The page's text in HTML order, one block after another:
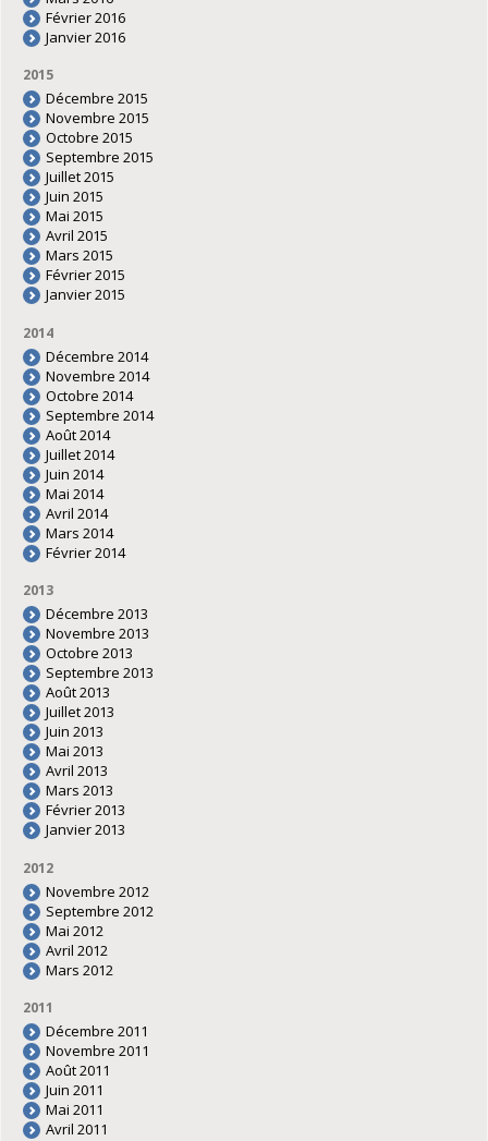
Février 2016
Janvier 2016
2015
Décembre 2015
Novembre 2015
Octobre 2015
Septembre 2015
Juillet 2015
Juin 2015
Mai 2015
Avril 2015
Mars 2015
Février 2015
Janvier 2015
2014
Décembre 2014
Novembre 2014
Octobre 2014
Septembre 2014
Août 2014
Juillet 2014
Juin 2014
Mai 2014
Avril 2014
Mars 2014
Février 2014
2013
Décembre 2013
Novembre 2013
Octobre 2013
Septembre 2013
Août 2013
Juillet 2013
Juin 2013
Mai 2013
Avril 2013
Mars 2013
Février 2013
Janvier 2013
2012
Novembre 2012
Septembre 2012
Mai 2012
Avril 2012
Mars 2012
2011
Décembre 2011
Novembre 2011
Août 2011
Juin 2011
Mai 2011
Avril 2011